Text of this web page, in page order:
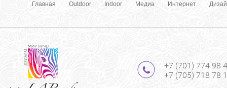
Главная Outdoor Indoor Медиа Интернет
+7 (701) 774 98
+7 (705) 718 78